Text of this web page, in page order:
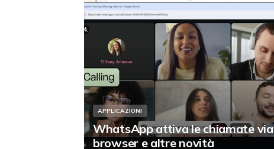
APPLICAZIONI
WhatsApp attiva le chiamate via
browser e altre novità